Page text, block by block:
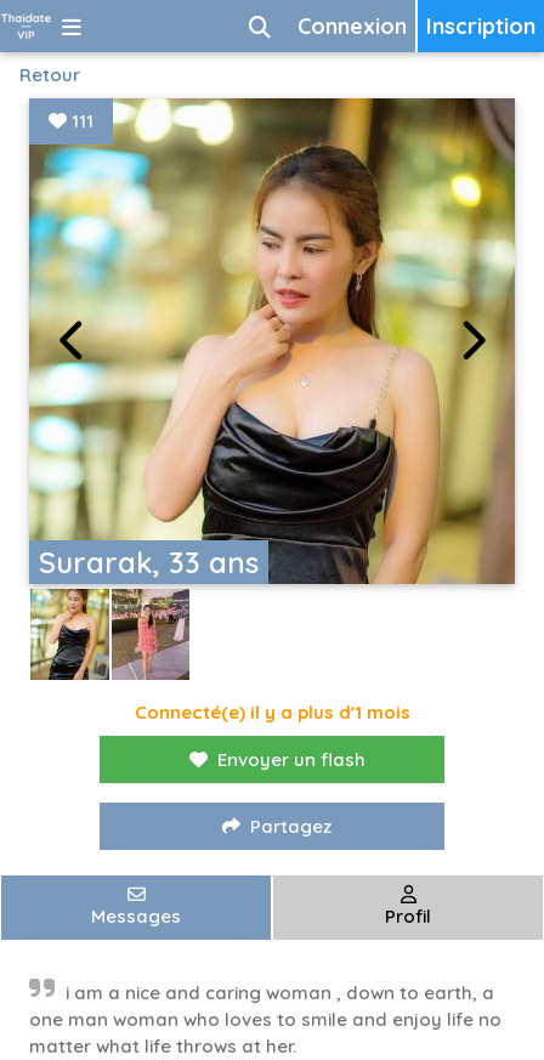
Inscription
Connexion
Retour
Surarak, 33 ans
111
Connecté(e) il y a plus d'1 mois
Envoyer un flash
Partagez
Messages Profil
i am a nice and caring woman , down to earth, a
one man woman who loves to smile and enjoy life no
matter what life throws at her.